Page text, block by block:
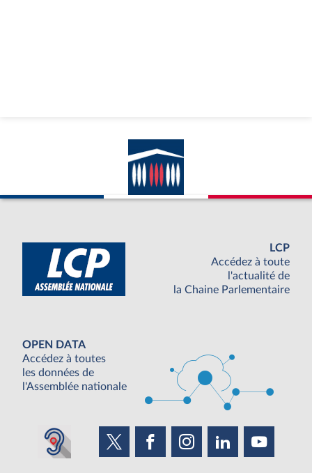
LCP
Accédez à toute
l'actualité de
la Chaine Parlementaire
OPEN DATA
Accédez à toutes
les données de
l'Assemblée nationale